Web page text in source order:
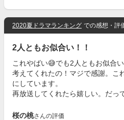
2020夏ドラマランキング での感想・評
2人ともお似合い！！
これやばい😅でも2人ともお似合
考えてくれたの！マジで感謝。こ
にしています。
再放送してくれたら嬉しい。だっ
桜の桃さんの評価